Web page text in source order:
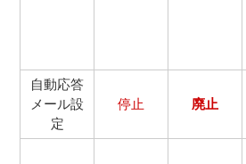
自動応答
メール設
定
停止 廃止